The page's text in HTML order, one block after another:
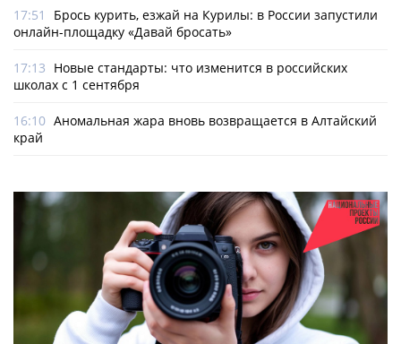
17:51
Брось курить, езжай на Курилы: в России запустили
онлайн-­площадку «Давай бросать»
17:13 Новые стандарты: что изменится в российских
школах с 1 сентября
16:10 Аномальная жара вновь возвращается в Алтайский
край